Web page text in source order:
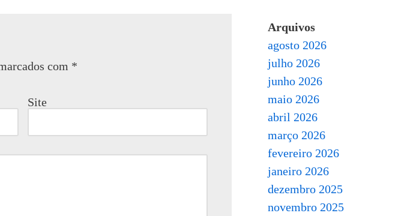
com *
Site
Arquivos
agosto 2026
julho 2026
junho 2026
maio 2026
abril 2026
março 2026
fevereiro 2026
janeiro 2026
dezembro 2025
novembro 2025